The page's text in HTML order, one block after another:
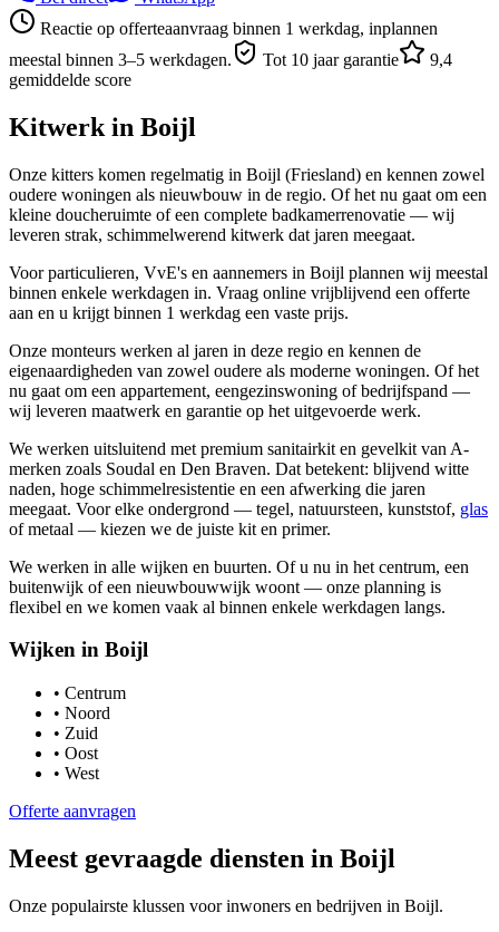
Reactie op offerteaanvraag binnen 1 werkdag, inplannen
meestal binnen 3–5 werkdagen.
Tot 10 jaar garantie
9,4
gemiddelde score
Kitwerk in Boijl
Onze kitters komen regelmatig in Boijl (Friesland) en kennen zowel
oudere woningen als nieuwbouw in de regio. Of het nu gaat om een
kleine doucheruimte of een complete badkamerrenovatie — wij
leveren strak, schimmelwerend kitwerk dat jaren meegaat.
Voor particulieren, VvE's en aannemers in Boijl plannen wij meestal
binnen enkele werkdagen in. Vraag online vrijblijvend een offerte
aan en u krijgt binnen 1 werkdag een vaste prijs.
Onze monteurs werken al jaren in deze regio en kennen de
eigenaardigheden van zowel oudere als moderne woningen. Of het
nu gaat om een appartement, eengezinswoning of bedrijfspand —
wij leveren maatwerk en garantie op het uitgevoerde werk.
We werken uitsluitend met premium sanitairkit en gevelkit van A-
merken zoals Soudal en Den Braven. Dat betekent: blijvend witte
naden, hoge schimmelresistentie en een afwerking die jaren
meegaat. Voor elke ondergrond — tegel, natuursteen, kunststof, glas
of metaal — kiezen we de juiste kit en primer.
We werken in alle wijken en buurten. Of u nu in het centrum, een
buitenwijk of een nieuwbouwwijk woont — onze planning is
flexibel en we komen vaak al binnen enkele werkdagen langs.
Wijken in Boijl
• Centrum
• Noord
• Zuid
• Oost
• West
Offerte aanvragen
Meest gevraagde diensten in Boijl
Onze populairste klussen voor inwoners en bedrijven in Boijl.